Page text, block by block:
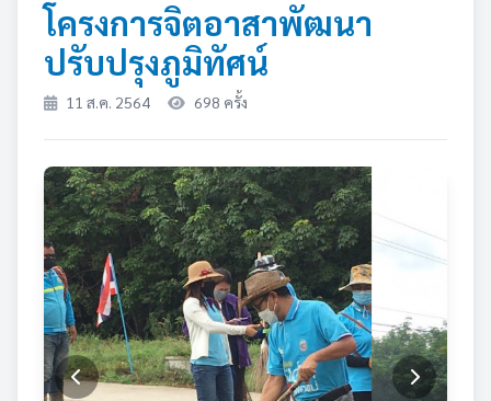
โครงการจิตอาสาพัฒนา
ปรับปรุงภูมิทัศน์
11 ส.ค. 2564 698 ครั้ง